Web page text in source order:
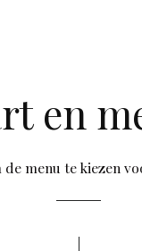
en
de menu te kiezen